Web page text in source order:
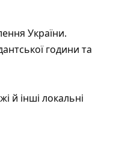
України.
години та
й інші локальні